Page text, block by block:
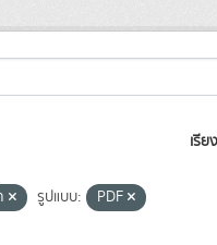
เรีย
รูปแบบ:
PDF